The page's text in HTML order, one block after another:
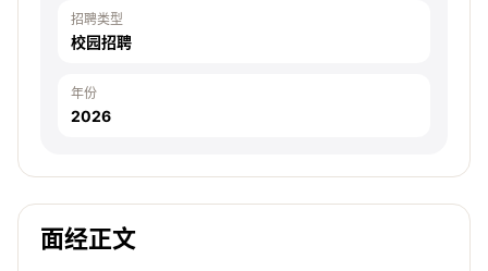
招聘类型
校园招聘
年份
2026
面经正文